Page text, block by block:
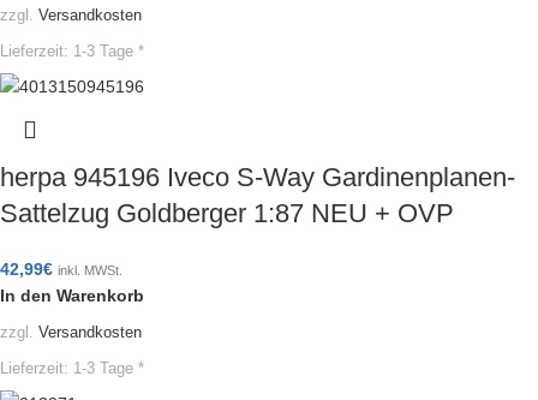
zzgl. Versandkosten
Lieferzeit: 1-3 Tage *
herpa 945196 Iveco S-Way Gardinenplanen-
Sattelzug Goldberger 1:87 NEU + OVP
42,99€ inkl. MWSt.
In den Warenkorb
zzgl. Versandkosten
Lieferzeit: 1-3 Tage *